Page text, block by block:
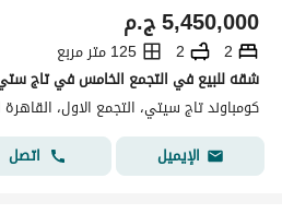
ج.م5,450,000
2
2
125 متر مربع
كومباوند تاج سيتي، التجمع الاول،
الإيميل
اتصل